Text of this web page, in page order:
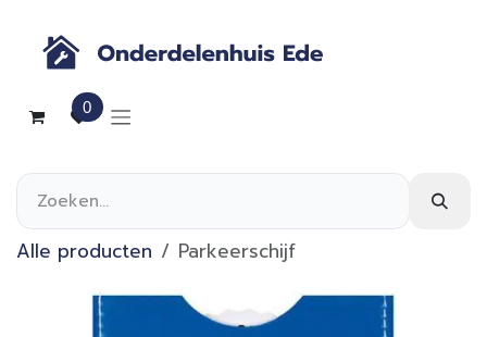
0
Alle producten Parkeerschijf